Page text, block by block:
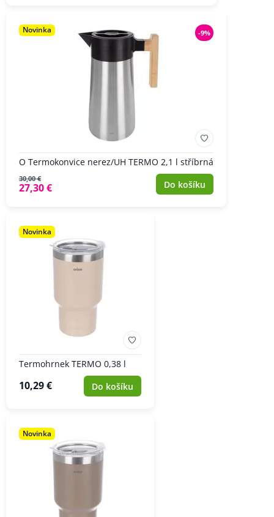
Novinka -9%
O Termokonvice nerez/UH TERMO 2,1 l stříbrná
30,00 €
27,30 € Do košíku
Novinka
Termohrnek TERMO 0,38 l
10,29 € Do košíku
Novinka